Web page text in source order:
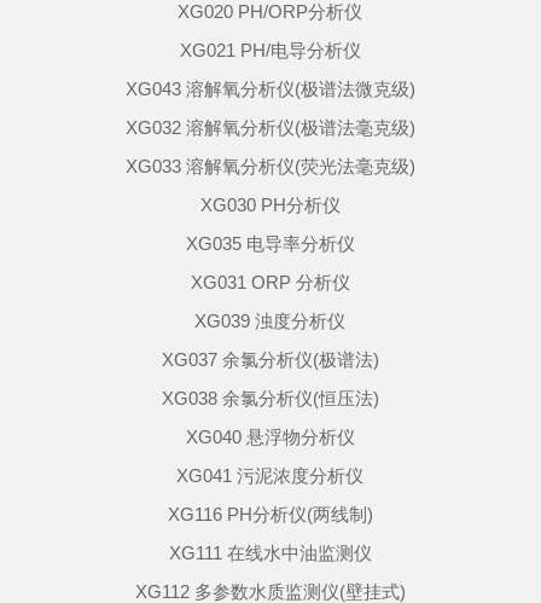
XG020 PH/ORP分析仪
XG021 PH/电导分析仪
XG043 溶解氧分析仪(极谱法微克级)
XG032 溶解氧分析仪(极谱法毫克级)
XG033 溶解氧分析仪(荧光法毫克级)
XG030 PH分析仪
XG035 电导率分析仪
XG031 ORP 分析仪
XG039 浊度分析仪
XG037 余氯分析仪(极谱法)
XG038 余氯分析仪(恒压法)
XG040 悬浮物分析仪
XG041 污泥浓度分析仪
XG116 PH分析仪(两线制)
XG111 在线水中油监测仪
XG112 多参数水质监测仪(壁挂式)